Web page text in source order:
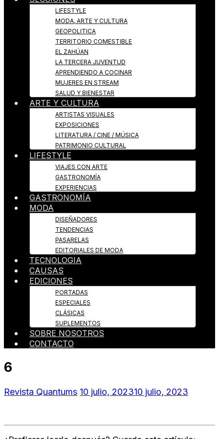
LIFESTYLE
MODA, ARTE Y CULTURA
GEOPOLITICA
TERRITORIO COMESTIBLE
EL ZAHÚAN
LA TERCERA JUVENTUD
APRENDIENDO A COCINAR
MUJERES EN STREAM
SALUD Y BIENESTAR
ARTE Y CULTURA
ARTISTAS VISUALES
EXPOSICIONES
LITERATURA / CINE / MÚSICA
PATRIMONIO CULTURAL
LIFESTYLE
VIAJES CON ARTE
GASTRONOMÍA
EXPERIENCIAS
GASTRONOMÍA
MODA
DISEÑADORES
TENDENCIAS
PASARELAS
EDITORIALES DE MODA
TECNOLOGIA
CAUSAS
EDICIONES
PORTADAS
ESPECIALES
CLÁSICAS
SUPLEMENTOS
SOBRE NOSOTROS
CONTACTO
6
Revista Quantums 10 julio, 202310 julio, 2023